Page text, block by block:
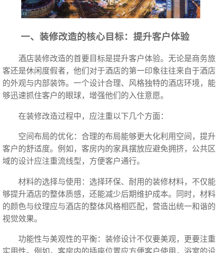
一、装修改造的核心目标：提升客户体验
酒店装修改造的首要目标是提升客户体验。无论是商务旅
客还是休闲度假者，他们对于酒店的第一印象往往来自于酒店
的外观与内部装饰。一个设计合理、风格独特的酒店环境，能
够迅速抓住客户的眼球，增强他们的入住意愿。
在装修改造过程中，应注重以下几个方面：
空间布局的优化：合理的布局能够更大化利用空间，提升
客户的舒适度。例如，客房内的家具摆放应避免拥挤，公共区
域的设计应注重流线型，方便客户通行。
材料的选择与使用：选择环保、耐用的装修材料，不仅能
够提升酒店的整体质感，还能减少后期维护成本。同时，材料
的颜色与纹理应与酒店的整体风格相匹配，营造出统一和谐的
视觉效果。
功能性与美观性的平衡：装修设计不仅要美观，更要注重
实用性。例如，客房内的插座位置应方便客户使用，浴室的设